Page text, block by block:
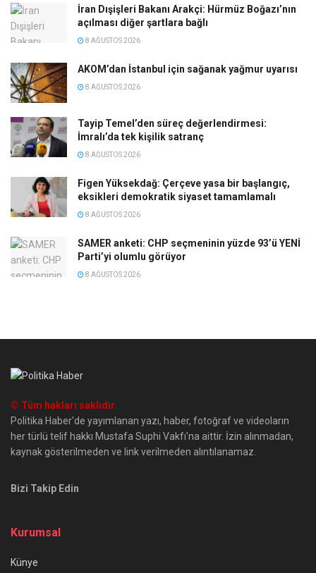
İran Dışişleri Bakanı Arakçi: Hürmüz Boğazı’nın
açılması diğer şartlara bağlı
8 AĞUSTOS 2026
AKOM’dan İstanbul için sağanak yağmur uyarısı
8 AĞUSTOS 2026
Tayip Temel’den süreç değerlendirmesi:
İmralı’da tek kişilik satranç
8 AĞUSTOS 2026
Figen Yüksekdağ: Çerçeve yasa bir başlangıç,
eksikleri demokratik siyaset tamamlamalı
8 AĞUSTOS 2026
SAMER anketi: CHP seçmeninin yüzde 93’ü YENİ
Parti’yi olumlu görüyor
8 AĞUSTOS 2026
© Tüm hakları saklıdır
Politika Haber'de yayımlanan yazı, haber, fotoğraf ve videoların
her türlü telif hakkı Mustafa Suphi Vakfı'na aittir. İzin alınmadan,
kaynak gösterilmeden ve link verilmeden alıntılanamaz.
Bizi Takip Edin
Kurumsal
Künye